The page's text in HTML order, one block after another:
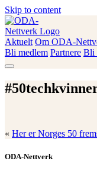
Skip to content
ODA-Nettverk
Aktuelt Om ODA-
Bli medlem Partnere Bli
« Her er Norges 50
ODA-Nettverk